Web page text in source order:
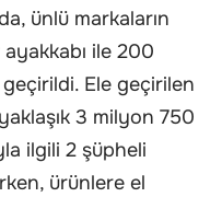
ünlü markaların
ile 200
Ele geçirilen
3 milyon 750
ilgili 2 şüpheli
ürünlere el